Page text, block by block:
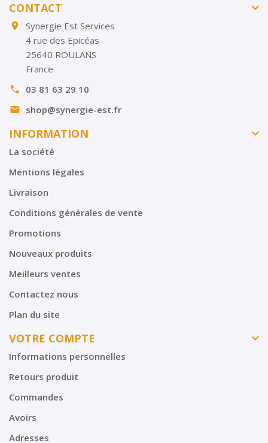
CONTACT

Synergie Est Services
4 rue des Epicéas
25640 ROULANS
France
 03 81 63 29 10
 shop@synergie-est.fr
INFORMATION
La société
Mentions légales
Livraison
Conditions générales de vente
Promotions
Nouveaux produits
Meilleurs ventes
Contactez nous
Plan du site
VOTRE COMPTE
Informations personnelles
Retours produit
Commandes
Avoirs
Adresses